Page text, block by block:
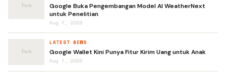
Google Buka Pengembangan Model AI WeatherNext
untuk Penelitian
Aug 7, 2026
LATEST NEWS
Google Wallet Kini Punya Fitur Kirim Uang untuk Anak
Aug 7, 2026